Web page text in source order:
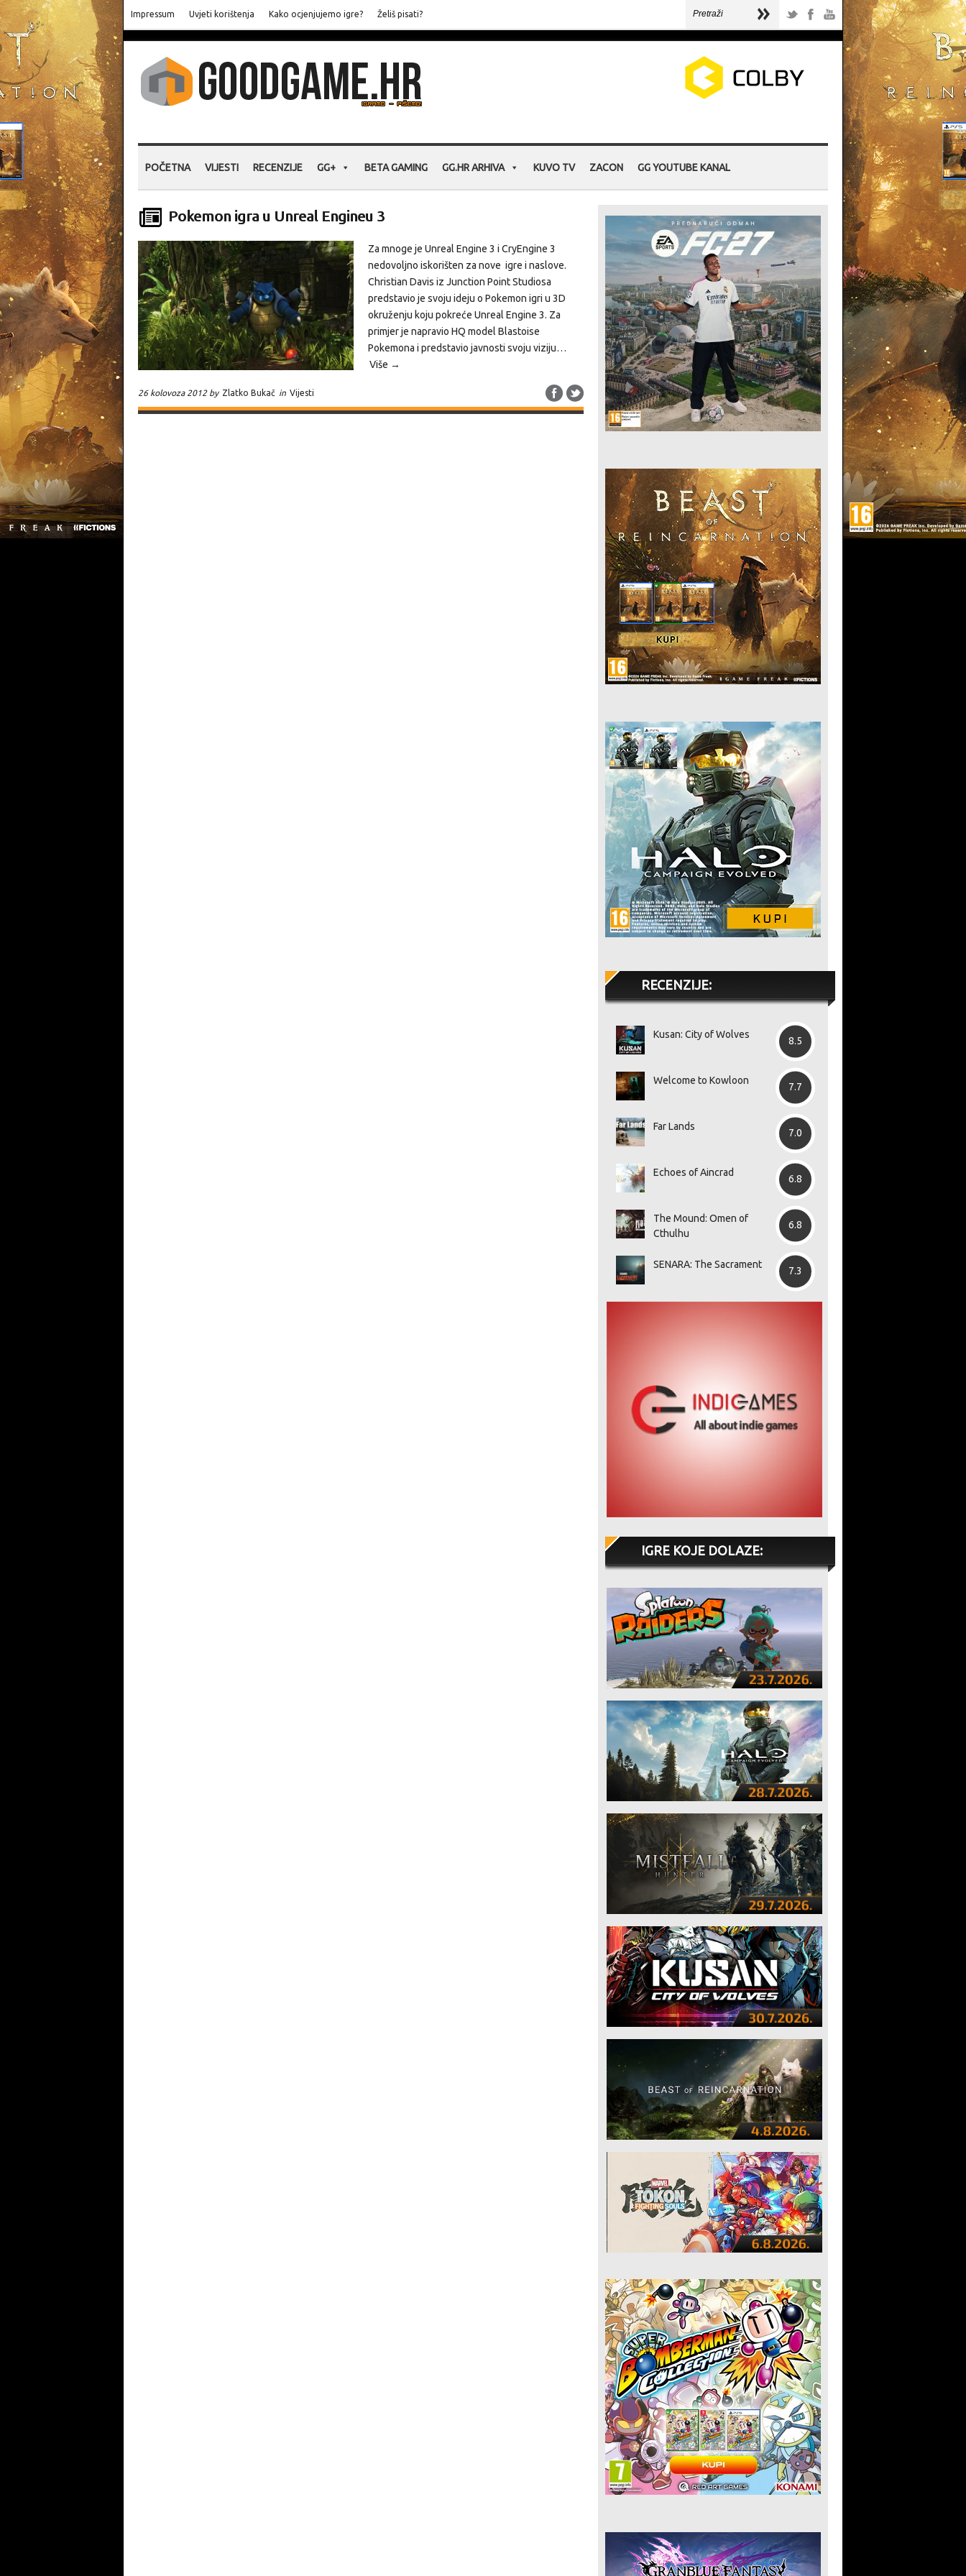
Impressum Uvjeti korištenja Kako ocjenjujemo igre? Želiš pisati?
POČETNA VIJESTI RECENZIJE GG+ BETA GAMING GG.HR ARHIVA KUVO TV ZACON GG YOUTUBE KANAL
Pokemon igra u Unreal Engineu 3
Za mnoge je Unreal Engine 3 i CryEngine 3
nedovoljno iskorišten za nove igre i naslove.
Christian Davis iz Junction Point Studiosa
predstavio je svoju ideju o Pokemon igri u 3D
okruženju koju pokreće Unreal Engine 3. Za
primjer je napravio HQ model Blastoise
Pokemona i predstavio javnosti svoju viziju…
Više →
26 kolovoza 2012 by Zlatko Bukač in Vijesti
RECENZIJE:
Kusan: City of Wolves
8.5
Welcome to Kowloon
7.7
Far Lands
7.0
Echoes of Aincrad
6.8
The Mound: Omen of
Cthulhu
6.8
SENARA: The Sacrament
7.3
IGRE KOJE DOLAZE: